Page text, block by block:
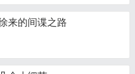
来的间谍之路